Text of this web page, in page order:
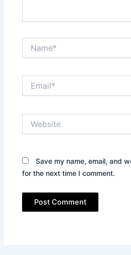
Save my name, email, and
for the next time I comment.